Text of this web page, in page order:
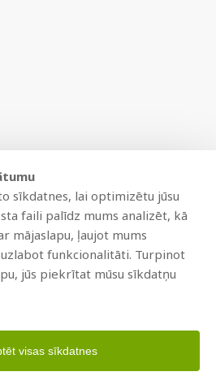
Latvija
sīkdatnes, lai optimizētu jūsu
faili palīdz mums analizēt, kā
mājaslapu, ļaujot mums
funkcionalitāti. Turpinot
jūs piekrītat mūsu sīkdatņu
visas sīkdatnes